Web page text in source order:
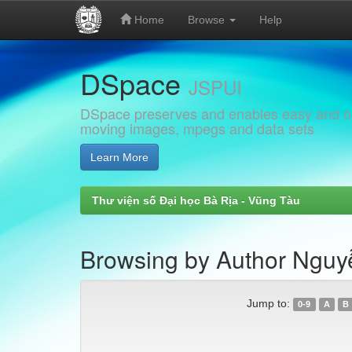
navigation
Home Browse Help
DSpaceJSPUI
DSpace preserves and enables easy and
moving images, mpegs and data sets
Learn More
Thư viện số Đại học Bà Rịa - Vũng Tàu
Browsing by Author
Jump to: 0-9 A B